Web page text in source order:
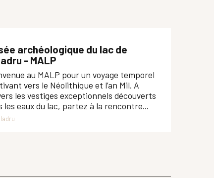
archéologique du lac de
- MALP
au MALP pour un voyage temporel
vers le Néolithique et l’an Mil. A
les vestiges exceptionnels découverts
les eaux du lac, partez à la rencontre...